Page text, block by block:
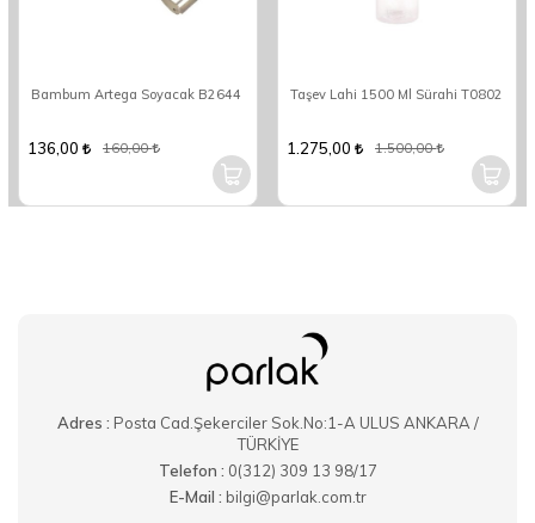
Bambum Artega Soyacak B2644
136,00 160,00
Taşev Lahi 1500 Ml Sürahi T0802
1.275,00 1.500,00
Adres : Posta Cad.Şekerciler Sok.No:1-A ULUS ANKARA /
TÜRKİYE
Telefon : 0(312) 309 13 98/17
E-Mail : bilgi@parlak.com.tr